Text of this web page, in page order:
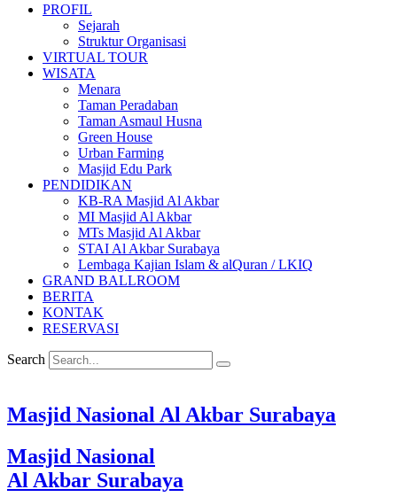
PROFIL
Sejarah
Struktur Organisasi
VIRTUAL TOUR
WISATA
Menara
Taman Peradaban
Taman Asmaul Husna
Green House
Urban Farming
Masjid Edu Park
PENDIDIKAN
KB-RA Masjid Al Akbar
MI Masjid Al Akbar
MTs Masjid Al Akbar
STAI Al Akbar Surabaya
Lembaga Kajian Islam & alQuran / LKIQ
GRAND BALLROOM
BERITA
KONTAK
RESERVASI
Search
Masjid Nasional Al Akbar Surabaya
Masjid Nasional
Al Akbar Surabaya